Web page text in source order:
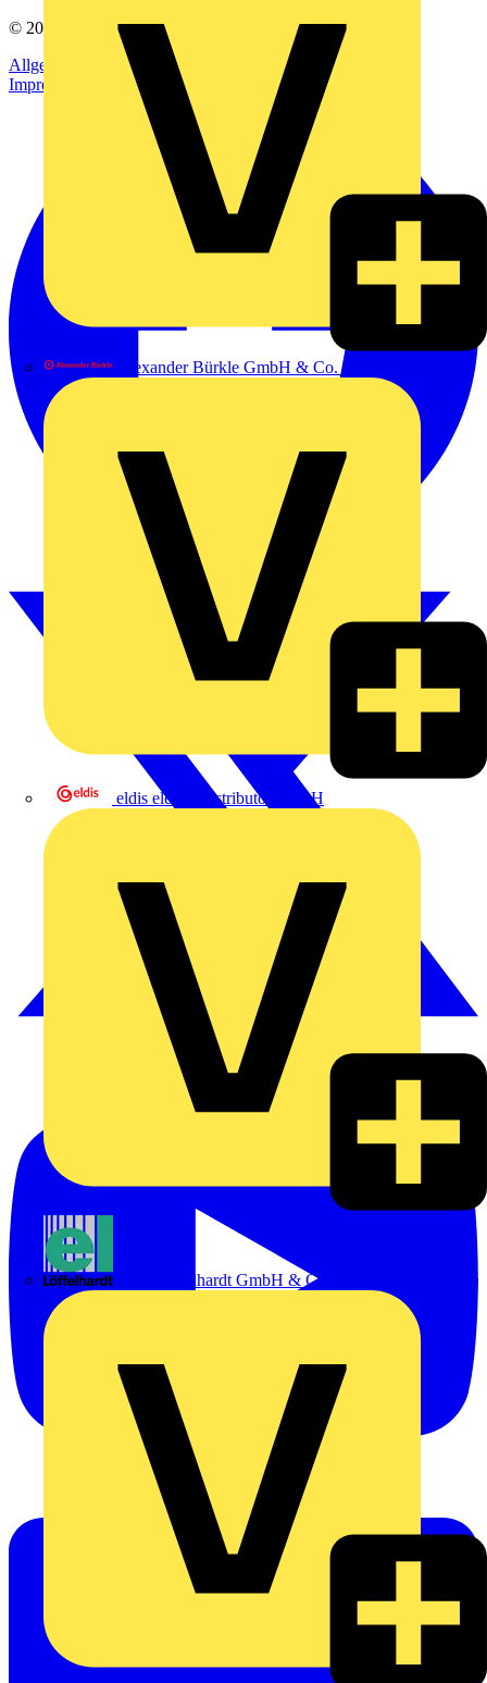
Alexander Bürkle GmbH & Co. KG
eldis electro distributor GmbH
Emil Löffelhardt GmbH & Co. KG
© 2002-
Voltimum
Allgemeine Geschäftsbedingungen
Datenschutzerklärung
Impressum